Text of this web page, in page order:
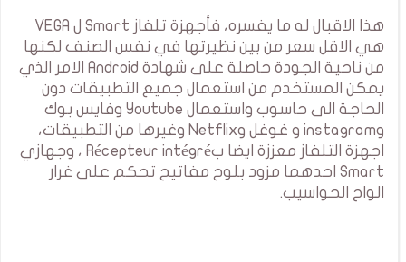
هذا الاقبال له ما يفسره، فأجهزة تلفاز Smart ل VEGA
هي الاقل سعر من بين نظيرتها في نفس الصنف لكنها
من ناحية الجودة حاصلة على شهادة Android الامر الذي
يمكن المستخدم من استعمال جميع التطبيقات دون
الحاجة الى حاسوب واستعمال Youtube وفايس بوك
وinstagram و غوغل وNetflix وغيرها من التطبيقات،
اجهزة التلفاز معززة ايضا بRécepteur intégré ، وجهازي
Smart احدهما مزود بلوح مفاتيح تحكم على غرار
الواح الحواسيب.